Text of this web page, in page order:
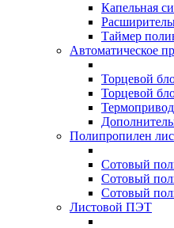
Капельная
Таймер
Автоматическое
Торцевой
Торцевой
Полипропилен
Сотовый
Сотовый
Сотовый
Листовой ПЭТ